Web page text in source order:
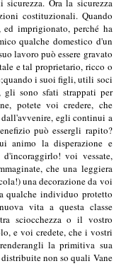
costituzionali. Quando
ed imprigionato, perché ha
qualche domestico d'un
lavoro può essere gravato
e tal proprietario, ricco o
i suoi figli, utili soci
gli sono sfati strappati per
potete voi credere, che
egli continui a
può essergli rapito?
animo la disperazione e
voi vessate,
che una leggiera
una decorazione da voi
qualche individuo protetto
vita a questa classe
sciocchezza o il vostro
e voi credete, che i vostri
la primitiva sua
non so quali Vane